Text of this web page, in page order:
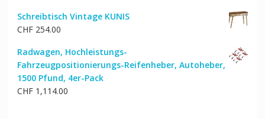
Schreibtisch Vintage KUNIS
CHF254.00
Radwagen, Hochleistungs-
Fahrzeugpositionierungs-Reifenheber, Autoheber,
1500 Pfund, 4er-Pack
CHF1,114.00